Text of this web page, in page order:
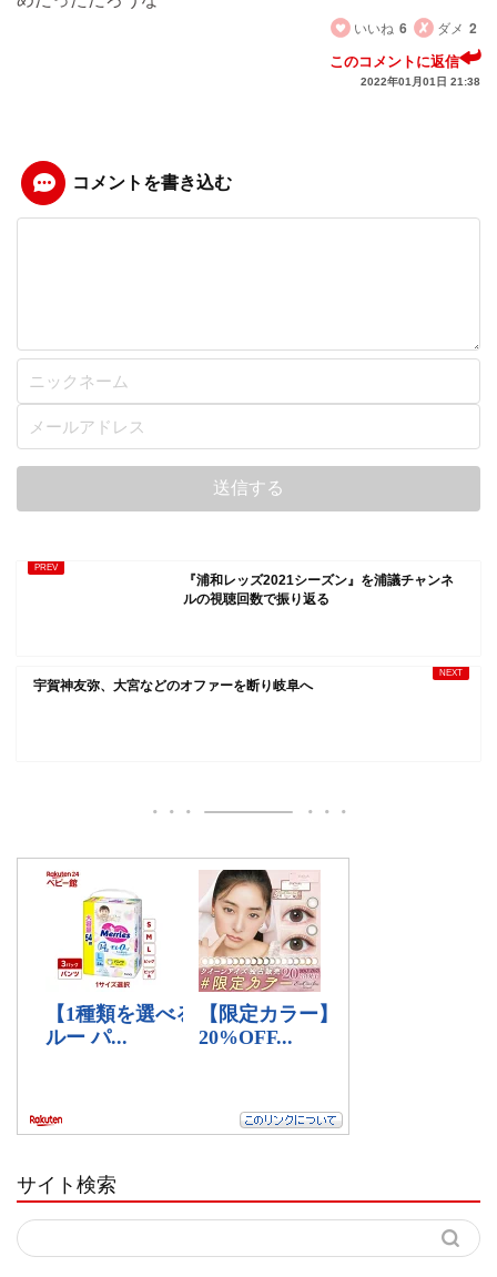
いいね 6 ダメ 2
このコメントに返信
2022年01月01日 21:38
コメントを書き込む
『浦和レッズ2021シーズン』を浦議チャンネ
ルの視聴回数で振り返る
宇賀神友弥、大宮などのオファーを断り岐阜へ
サイト検索